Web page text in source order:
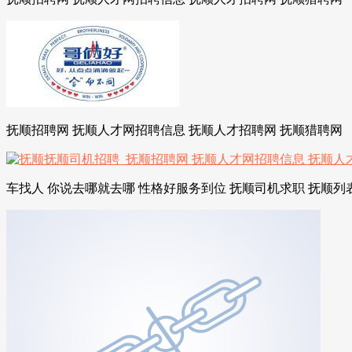
抚顺招聘网 抚顺人才网招聘信息 抚顺人才招聘网 抚顺猎聘网
车找人 你说去哪就去哪 性格好服务到位 抚顺司机求职 抚顺列